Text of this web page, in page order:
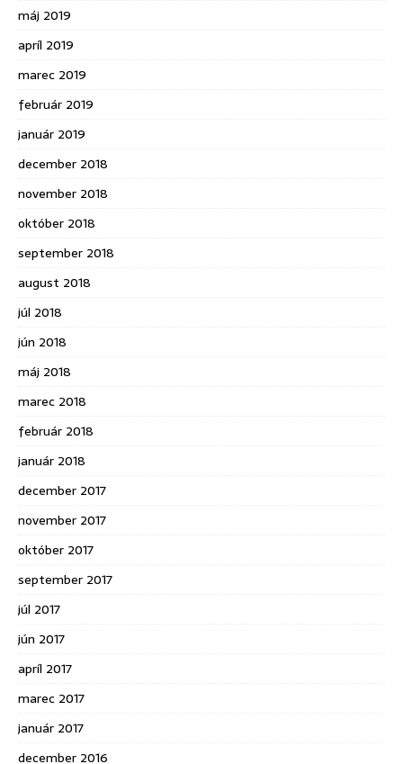
máj 2019
apríl 2019
marec 2019
február 2019
január 2019
december 2018
november 2018
október 2018
september 2018
august 2018
júl 2018
jún 2018
máj 2018
marec 2018
február 2018
január 2018
december 2017
november 2017
október 2017
september 2017
júl 2017
jún 2017
apríl 2017
marec 2017
január 2017
december 2016